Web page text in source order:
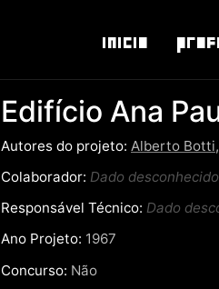
Inicio
Edifício Ana
Autores do projeto: Alberto Botti,
Colaborador: Dado desconhecido
Responsável Técnico: Dado
Ano Projeto: 1967
Concurso: Não